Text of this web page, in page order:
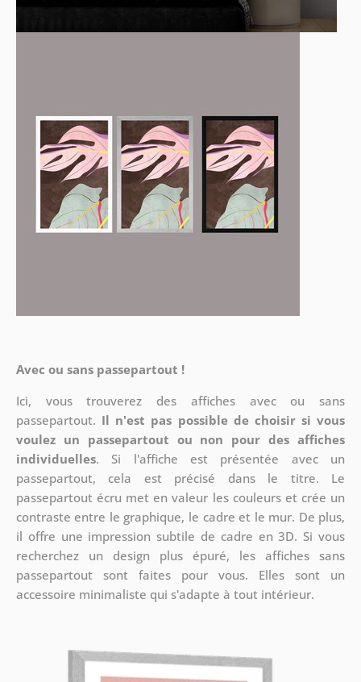
Avec ou sans passepartout !
Ici, vous trouverez des affiches avec ou sans
passepartout. Il n'est pas possible de choisir si vous
voulez un passepartout ou non pour des affiches
individuelles. Si l'affiche est présentée avec un
passepartout, cela est précisé dans le titre. Le
passepartout écru met en valeur les couleurs et crée un
contraste entre le graphique, le cadre et le mur. De plus,
il offre une impression subtile de cadre en 3D. Si vous
recherchez un design plus épuré, les affiches sans
passepartout sont faites pour vous. Elles sont un
accessoire minimaliste qui s'adapte à tout intérieur.